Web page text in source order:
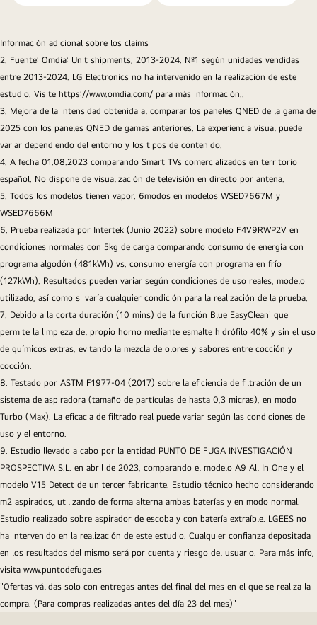
Información adicional sobre los claims
2. Fuente: Omdia: Unit shipments, 2013-2024. Nº1 según unidades vendidas
entre 2013-2024. LG Electronics no ha intervenido en la realización de este
estudio. Visite https://www.omdia.com/ para más información..
3. Mejora de la intensidad obtenida al comparar los paneles QNED de la gama de
2025 con los paneles QNED de gamas anteriores. La experiencia visual puede
variar dependiendo del entorno y los tipos de contenido.
4. A fecha 01.08.2023 comparando Smart TVs comercializados en territorio
español. No dispone de visualización de televisión en directo por antena.
5. Todos los modelos tienen vapor. 6modos en modelos WSED7667M y
WSED7666M
6. Prueba realizada por Intertek (Junio 2022) sobre modelo F4V9RWP2V en
condiciones normales con 5kg de carga comparando consumo de energía con
programa algodón (481kWh) vs. consumo energía con programa en frío
(127kWh). Resultados pueden variar según condiciones de uso reales, modelo
utilizado, así como si varía cualquier condición para la realización de la prueba.
7. Debido a la corta duración (10 mins) de la función Blue EasyClean' que
permite la limpieza del propio horno mediante esmalte hidrófilo 40% y sin el uso
de químicos extras, evitando la mezcla de olores y sabores entre cocción y
cocción.
8. Testado por ASTM F1977-04 (2017) sobre la eficiencia de filtración de un
sistema de aspiradora (tamaño de partículas de hasta 0,3 micras), en modo
Turbo (Max). La eficacia de filtrado real puede variar según las condiciones de
uso y el entorno.
9. Estudio llevado a cabo por la entidad PUNTO DE FUGA INVESTIGACIÓN
PROSPECTIVA S.L. en abril de 2023, comparando el modelo A9 All In One y el
modelo V15 Detect de un tercer fabricante. Estudio técnico hecho considerando
m2 aspirados, utilizando de forma alterna ambas baterías y en modo normal.
Estudio realizado sobre aspirador de escoba y con batería extraíble. LGEES no
ha intervenido en la realización de este estudio. Cualquier confianza depositada
en los resultados del mismo será por cuenta y riesgo del usuario. Para más info,
visita www.puntodefuga.es
"Ofertas válidas solo con entregas antes del final del mes en el que se realiza la
compra. (Para compras realizadas antes del día 23 del mes)"